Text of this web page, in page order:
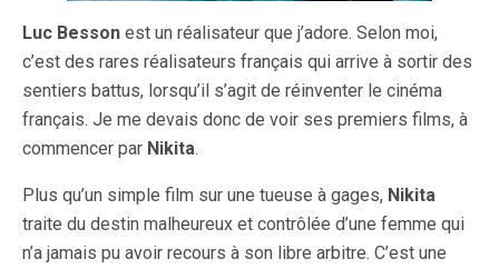
Luc Besson est un réalisateur que j’adore. Selon moi,
c’est des rares réalisateurs français qui arrive à sortir des
sentiers battus, lorsqu’il s’agit de réinventer le cinéma
français. Je me devais donc de voir ses premiers films, à
commencer par Nikita.
Plus qu’un simple film sur une tueuse à gages, Nikita
traite du destin malheureux et contrôlée d’une femme qui
n’a jamais pu avoir recours à son libre arbitre. C’est une